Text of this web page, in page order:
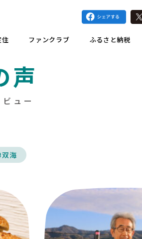
住 ファンクラブ ふるさと納税
声
ュー
双海